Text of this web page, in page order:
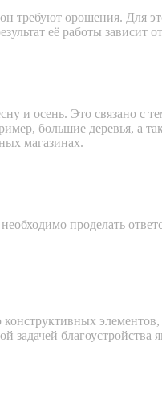
требуют орошения. Для
её работы зависит
и осень. Это связано с
большие деревья,
магазинах.
проделать
благоустройства